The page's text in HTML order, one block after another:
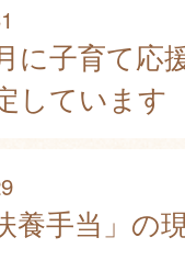
に子育て応
しています
養手当」